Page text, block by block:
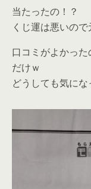
当たったの！？
くじ運は悪いの
口コミがよかっ
だけｗ
どうしても気にな